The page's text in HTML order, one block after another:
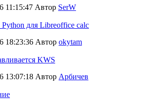
11:15:47 Автор SerW
Python для Libreoffice calc
18:23:36 Автор okytam
KWS
13:07:18 Автор Арбичев